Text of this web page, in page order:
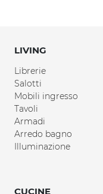
LIVING
Librerie
Salotti
Mobili ingresso
Tavoli
Armadi
Arredo bagno
Illuminazione
CUCINE